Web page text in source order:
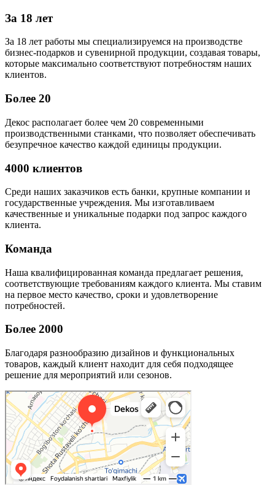
За 18 лет
За 18 лет работы мы специализируемся на производстве
бизнес-подарков и сувенирной продукции, создавая товары,
которые максимально соответствуют потребностям наших
клиентов.
Более 20
Декос располагает более чем 20 современными
производственными станками, что позволяет обеспечивать
безупречное качество каждой единицы продукции.
4000 клиентов
Среди наших заказчиков есть банки, крупные компании и
государственные учреждения. Мы изготавливаем
качественные и уникальные подарки под запрос каждого
клиента.
Команда
Наша квалифицированная команда предлагает решения,
соответствующие требованиям каждого клиента. Мы ставим
на первое место качество, сроки и удовлетворение
потребностей.
Более 2000
Благодаря разнообразию дизайнов и функциональных
товаров, каждый клиент находит для себя подходящее
решение для мероприятий или сезонов.